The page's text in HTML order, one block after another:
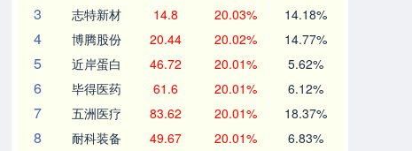
3 志特新材 14.8 20.03% 14.18%
4 博腾股份 20.44 20.02% 14.77%
5 近岸蛋白 46.72 20.01% 5.62%
6 毕得医药 61.6 20.01% 6.12%
7 五洲医疗 83.62 20.01% 18.37%
8 耐科装备 49.67 20.01% 6.83%